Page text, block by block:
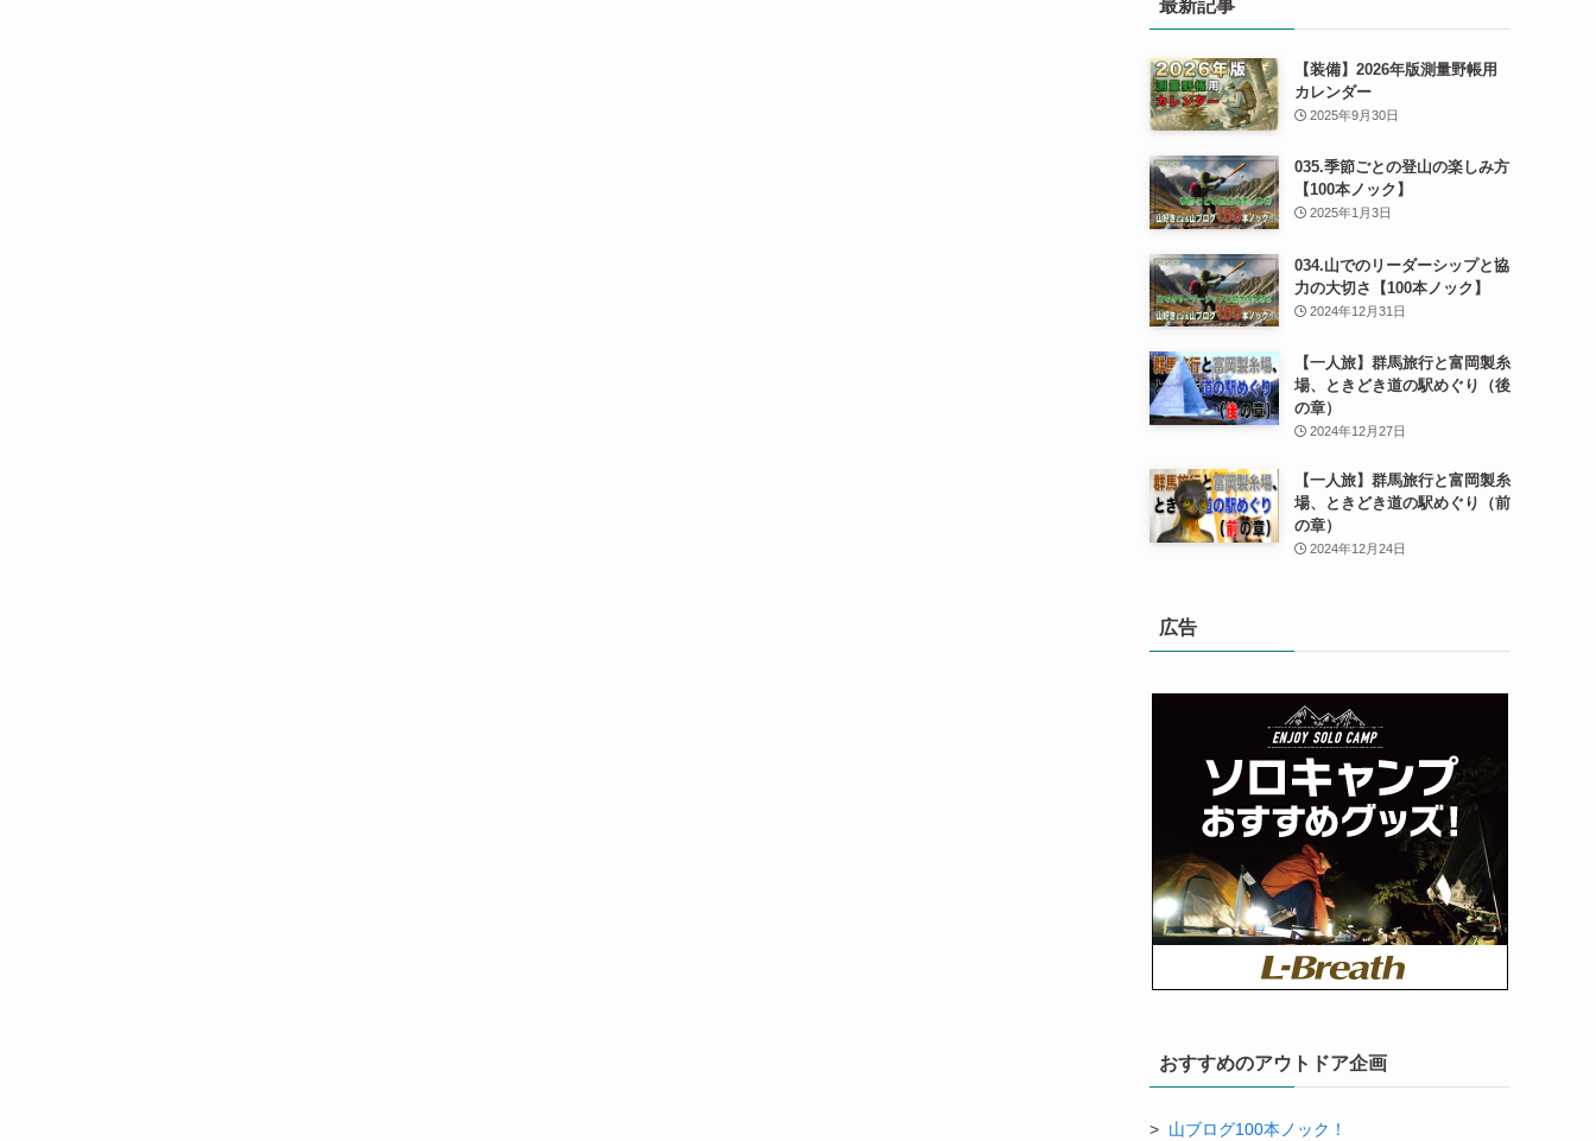
最新記事
【装備】2026年版測量野帳用
カレンダー
2025年9月30日
035.季節ごとの登山の楽しみ方
【100本ノック】
2025年1月3日
034.山でのリーダーシップと協
力の大切さ【100本ノック】
2024年12月31日
【一人旅】群馬旅行と富岡製糸
場、ときどき道の駅めぐり（後
の章）
2024年12月27日
【一人旅】群馬旅行と富岡製糸
場、ときどき道の駅めぐり（前
の章）
2024年12月24日
広告
おすすめのアウトドア企画
> 山ブログ100本ノック！